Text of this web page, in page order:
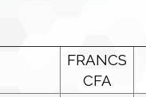
FRANCS
CFA